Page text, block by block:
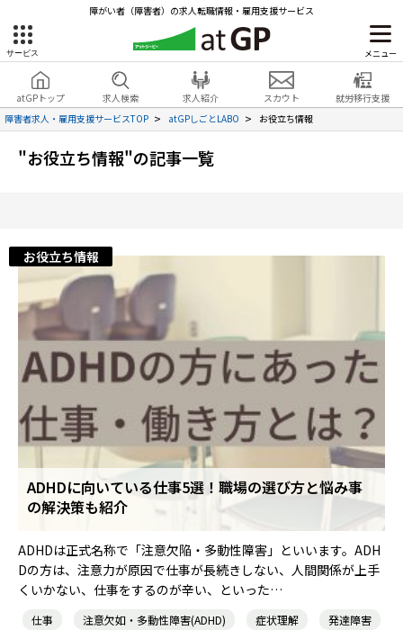
障がい者（障害者）の求人転職情報・雇用支援サービス
サービス メニュー
atGPトップ 求人検索 求人紹介 スカウト
就労移行支援
障害者求人・雇用支援サービスTOP
atGPしごとLABO お役立ち情報
"お役立ち情報"の記事一覧
お役立ち情報
ADHDに向いている仕事5選！職場の選び方と悩み事
の解決策も紹介
ADHDは正式名称で「注意欠陥・多動性障害」といいます。ADH
Dの方は、注意力が原因で仕事が長続きしない、人間関係が上手
くいかない、仕事をするのが辛い、といった…
仕事 注意欠如・多動性障害(ADHD) 症状理解 発達障害
障害者雇用のアットジーピー
サービスラインナップ
就転職支援サービス
障害者アスリート専門の就転職支援サービス
ハイスキルな障害者の転職支援サービス
障害のある新卒学生専門の就職エージェントサービス
求人検索・スカウトサービス
障害者専門の求人検索・スカウトサービス
会員登録 無料
就労移行支援
見学・お問い合わせ 無料
atGPトップ
求人を検索する
求人を紹介してもらう
スカウトを受ける
就職・転職ノウハウ
お問い合わせ・よくある質問
お問い合わせ
よくある質問